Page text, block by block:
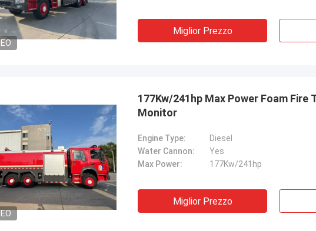
Miglior Prezzo
177Kw/241hp Max Power Foam Fire
Monitor
Engine Type:
Diesel
Water Cannon:
Yes
Max Power:
177Kw/241hp
Miglior Prezzo